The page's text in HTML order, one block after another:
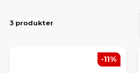
3 produkter
-11%